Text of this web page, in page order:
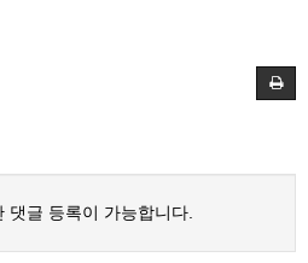
댓글 등록이 가능합니다.